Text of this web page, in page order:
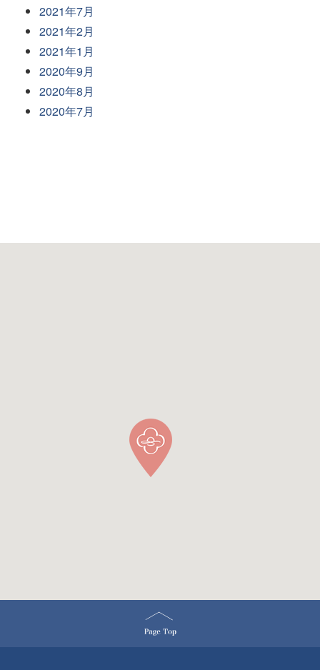
2021年7月
2021年2月
2021年1月
2020年9月
2020年8月
2020年7月